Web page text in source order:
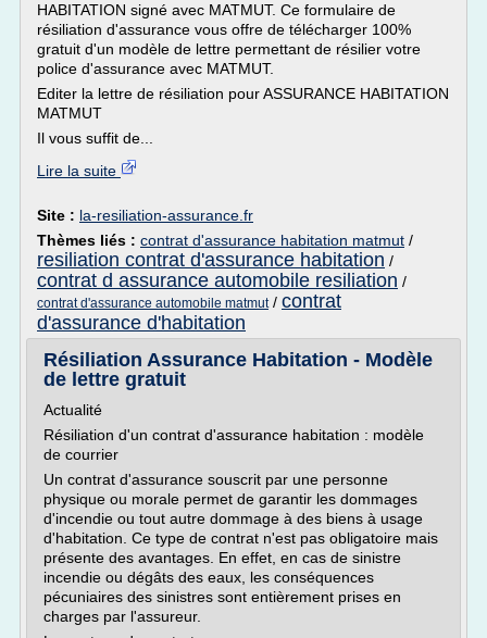
HABITATION signé avec MATMUT. Ce formulaire de
résiliation d'assurance vous offre de télécharger 100%
gratuit d'un modèle de lettre permettant de résilier votre
police d'assurance avec MATMUT.
Editer la lettre de résiliation pour ASSURANCE HABITATION
MATMUT
Il vous suffit de...
Lire la suite
Site : la-resiliation-assurance.fr
Thèmes liés : contrat d'assurance habitation matmut /
resiliation contrat d'assurance habitation /
contrat d assurance automobile resiliation /
contrat d'assurance automobile matmut/ contrat
d'assurance d'habitation
Résiliation Assurance Habitation - Modèle
de lettre gratuit
Actualité
Résiliation d'un contrat d'assurance habitation : modèle
de courrier
Un contrat d'assurance souscrit par une personne
physique ou morale permet de garantir les dommages
d'incendie ou tout autre dommage à des biens à usage
d'habitation. Ce type de contrat n'est pas obligatoire mais
présente des avantages. En effet, en cas de sinistre
incendie ou dégâts des eaux, les conséquences
pécuniaires des sinistres sont entièrement prises en
charges par l'assureur.